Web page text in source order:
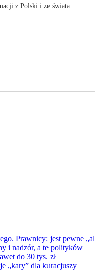
z Polski i ze świata.
Prawnicy: jest pewne
i nadzór, a te polityków
do 30 tys. zł
„kary” dla kuracjuszy